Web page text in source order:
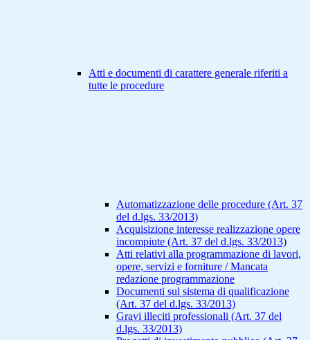
Atti e documenti di carattere generale riferiti a
tutte le procedure
Automatizzazione delle procedure (Art. 37
del d.lgs. 33/2013)
Acquisizione interesse realizzazione opere
incompiute (Art. 37 del d.lgs. 33/2013)
Atti relativi alla programmazione di lavori,
opere, servizi e forniture / Mancata
redazione programmazione
Documenti sul sistema di qualificazione
(Art. 37 del d.lgs. 33/2013)
Gravi illeciti professionali (Art. 37 del
d.lgs. 33/2013)